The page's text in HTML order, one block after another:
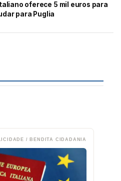
oferece 5 mil euros para
para Puglia
/ BENDITA CIDADANIA